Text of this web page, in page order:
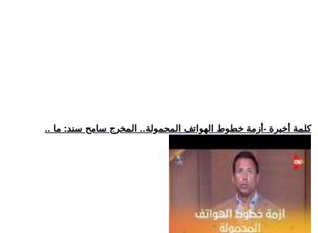
.. كلمة أخيرة -أزمة خطوط الهواتف المحمولة.. المخرج سامح سند: ما